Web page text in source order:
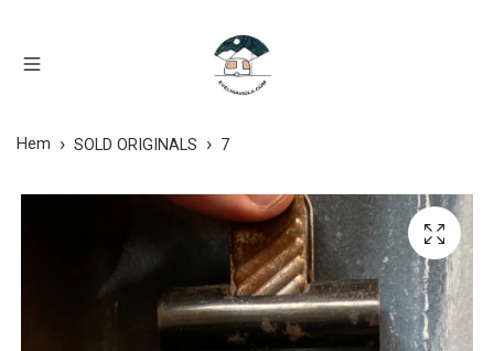
Hem SOLD ORIGINALS 7